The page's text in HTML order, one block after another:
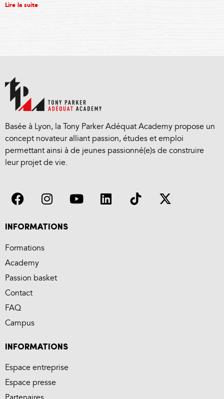
Lire la suite
Basée à Lyon, la Tony Parker Adéquat Academy propose un
concept novateur alliant passion, études et emploi
permettant ainsi à de jeunes passionné(e)s de construire
leur projet de vie.
INFORMATIONS
Formations
Academy
Passion basket
Contact
FAQ
Campus
INFORMATIONS
Espace entreprise
Espace presse